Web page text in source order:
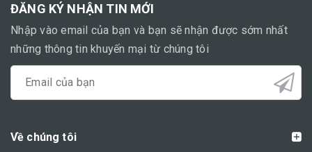
ĐĂNG KÝ NHẬN TIN MỚI
Nhập vào email của bạn và bạn sẽ nhận được sớm nhất
những thông tin khuyến mại từ chúng tôi
Về chúng tôi